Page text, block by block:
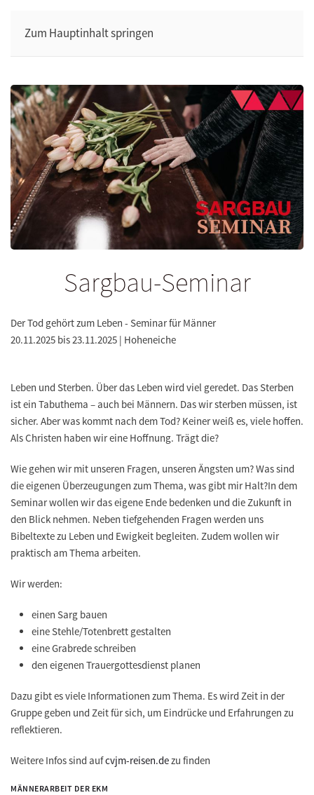
Zum Hauptinhalt springen
Sargbau-Seminar
Der Tod gehört zum Leben - Seminar für Männer
20.11.2025 bis 23.11.2025 | Hoheneiche
Leben und Sterben. Über das Leben wird viel geredet. Das Sterben
ist ein Tabuthema – auch bei Männern. Das wir sterben müssen, ist
sicher. Aber was kommt nach dem Tod? Keiner weiß es, viele hoffen.
Als Christen haben wir eine Hoffnung. Trägt die?
Wie gehen wir mit unseren Fragen, unseren Ängsten um? Was sind
die eigenen Überzeugungen zum Thema, was gibt mir Halt?In dem
Seminar wollen wir das eigene Ende bedenken und die Zukunft in
den Blick nehmen. Neben tiefgehenden Fragen werden uns
Bibeltexte zu Leben und Ewigkeit begleiten. Zudem wollen wir
praktisch am Thema arbeiten.
Wir werden:
einen Sarg bauen
eine Stehle/Totenbrett gestalten
eine Grabrede schreiben
den eigenen Trauergottesdienst planen
Dazu gibt es viele Informationen zum Thema. Es wird Zeit in der
Gruppe geben und Zeit für sich, um Eindrücke und Erfahrungen zu
reflektieren.
Weitere Infos sind aufcvjm-reisen.dezu finden
MÄNNERARBEIT DER EKM